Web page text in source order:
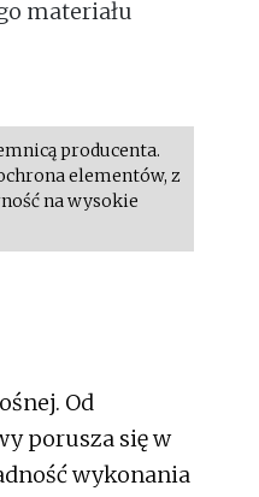
materiału
producenta.
elementów, z
na wysokie
Od
porusza się w
wykonania